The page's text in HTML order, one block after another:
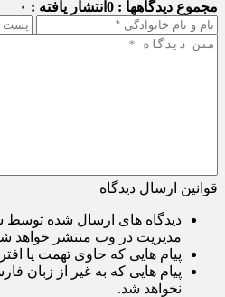
مجموع دیدگاهها : 0 انتشار یافته : ۰
قوانین ارسال دیدگاه
دیدگاه های ارسال شده توسط
مدیریت در وب منتشر خواهد
پیام هایی که حاوی تهمت یا
پیام هایی که به غیر از زبان
نخواهد شد.